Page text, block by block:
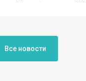
Все новости